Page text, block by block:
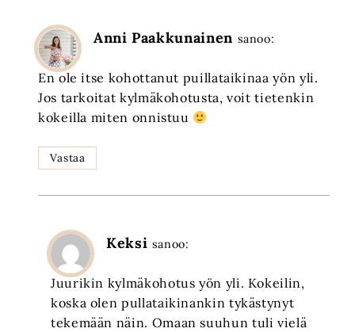
Anni Paakkunainen sanoo:
En ole itse kohottanut puillataikinaa yön yli.
Jos tarkoitat kylmäkohotusta, voit tietenkin
kokeilla miten onnistuu
Vastaa
Keksi sanoo:
Juurikin kylmäkohotus yön yli. Kokeilin,
koska olen pullataikinankin tykästynyt
tekemään näin. Omaan suuhun tuli vielä